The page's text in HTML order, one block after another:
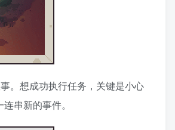
。想成功执行任务，关键是小心
串新的事件。